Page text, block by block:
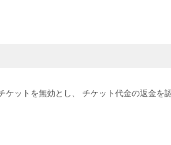
ットを無効とし、 チケット代金の返金を